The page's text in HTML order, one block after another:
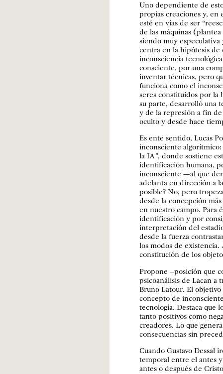
Uno dependiente de
propias creaciones y, en
esté en vías de ser
de las máquinas
siendo muy especulativa
centra en la hipótesis
inconsciencia
consciente, por una
inventar técnicas, pero
funciona como el
seres constituidos por la
su parte, desarrolló una
y de la represión a fin
oculto y desde hace
Es ente sentido, Lucas
inconsciente
la IA”, donde sostiene
identificación humana,
inconsciente —al que
adelanta en dirección a
posible? No, pero
desde la concepción
en nuestro campo. Para
identificación y por
interpretación del
desde la fuerza
los modos de existencia.
constitución de los
Propone –posición que
psicoanálisis de Lacan a
Bruno Latour. El
concepto de
tecnología. Destaca que
tanto positivos como
creadores. Lo que
consecuencias sin
Cuando Gustavo Dessal
temporal entre el antes
antes o después de